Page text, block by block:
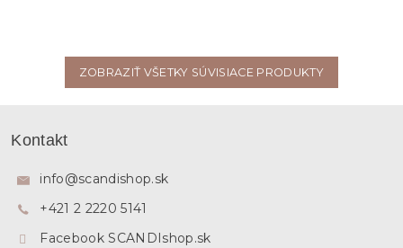
ZOBRAZIŤ VŠETKY SÚVISIACE PRODUKTY
Kontakt
info@scandishop.sk
+421 2 2220 5141
Facebook SCANDIshop.sk